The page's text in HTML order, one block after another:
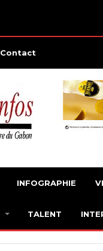
Contact
INFOGRAPHIE
TALENT